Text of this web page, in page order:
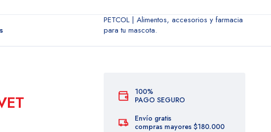
PETCOL | Alimentos, accesorios y farmacia
para tu mascota.
100%
PAGO SEGURO
Envío gratis
compras mayores $180.000